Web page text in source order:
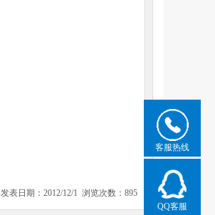
发表日期：2012/12/1 浏览次数：895
客服热线
QQ客服